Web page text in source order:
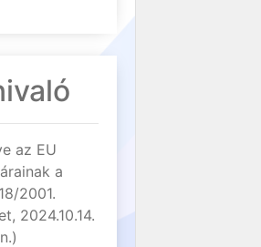
az EU
a
2001.
2024.10.14.